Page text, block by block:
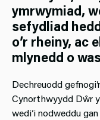
ymrwymiad,
sefydliad
o’r rheiny, ac
mlynedd o
Dechreuodd
Cynorthwyydd Dŵr
wedi’i nodweddu